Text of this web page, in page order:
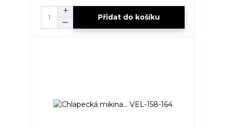
Přidat do košíku